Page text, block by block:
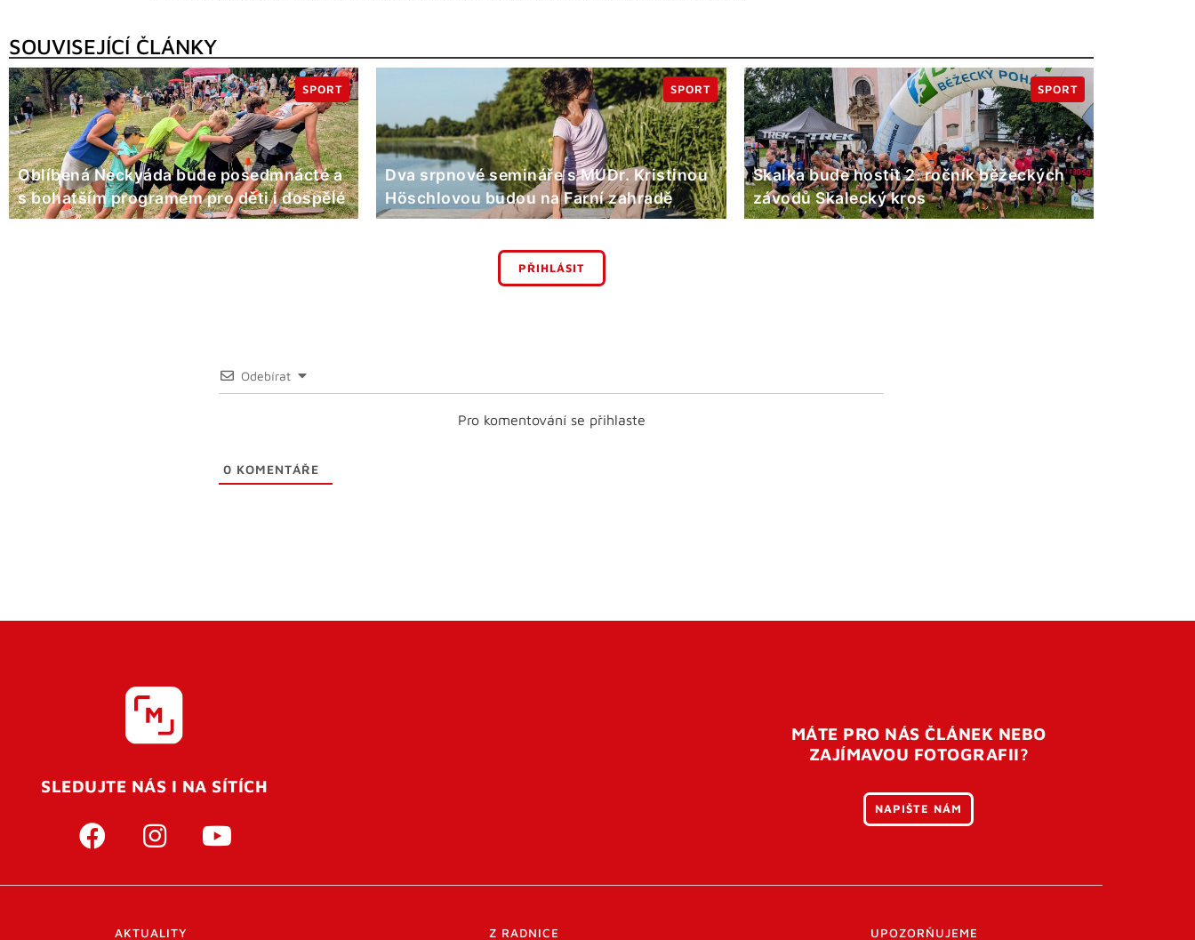
SOUVISEJÍCÍ ČLÁNKY
Oblíbená Neckyáda bude posedmnácté a
s bohatším programem pro děti i dospělé
SPORT
Dva srpnové semináře s MUDr. Kristinou
Höschlovou budou na Farní zahradě
SPORT
Skalka bude hostit 2. ročník běžeckých
závodů Skalecký kros
SPORT
PŘIHLÁSIT
Odebírat
Pro komentování se přihlaste
0 KOMENTÁŘE
SLEDUJTE NÁS I NA SÍTÍCH
MÁTE PRO NÁS ČLÁNEK NEBO
ZAJÍMAVOU FOTOGRAFII?
NAPIŠTE NÁM
AKTUALITY Z RADNICE UPOZORŇUJEME